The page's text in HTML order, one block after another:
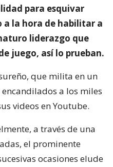
para esquivar
a la hora de habilitar a
liderazgo que
juego, así lo prueban.
que milita en un
a los miles
videos en Youtube.
a través de una
el prominente
ocasiones elude